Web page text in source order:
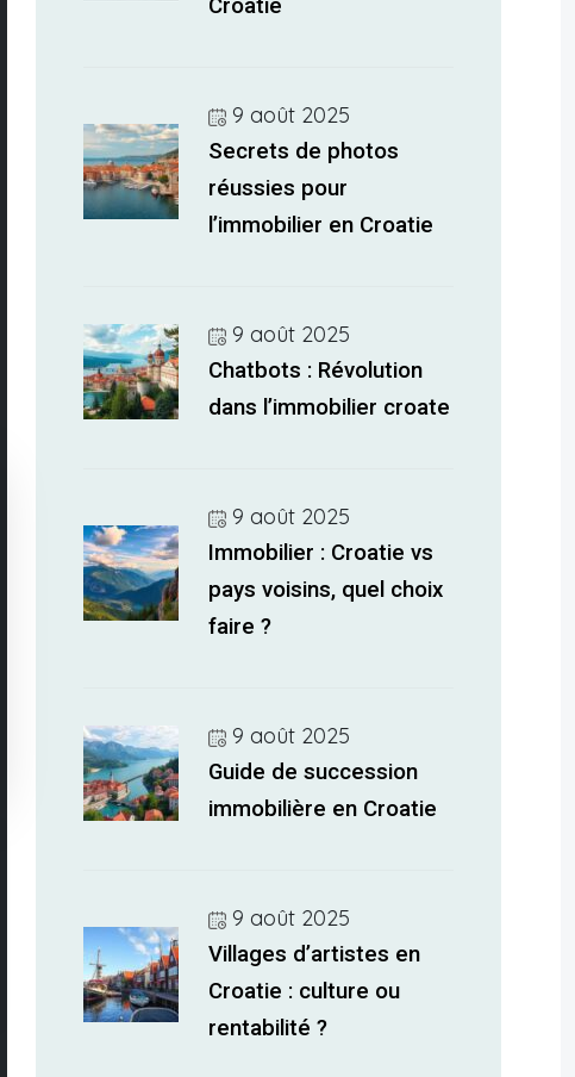
Croatie
9 août 2025
Secrets de photos
réussies pour
l’immobilier en Croatie
9 août 2025
Chatbots : Révolution
dans l’immobilier croate
9 août 2025
Immobilier : Croatie vs
pays voisins, quel choix
faire ?
9 août 2025
Guide de succession
immobilière en Croatie
9 août 2025
Villages d’artistes en
Croatie : culture ou
rentabilité ?